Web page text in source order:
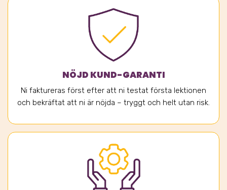
NÖJD KUND-GARANTI
Ni faktureras först efter att ni testat första lektionen
och bekräftat att ni är nöjda – tryggt och helt utan risk.